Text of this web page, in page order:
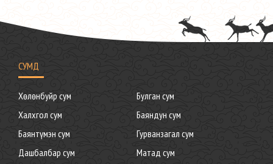
СУМД
Хөлөнбуйр сум
Булган сум
Халхгол сум
Баяндун сум
Баянтүмэн сум
Гурванзагал сум
Дашбалбар сум
Матад сум